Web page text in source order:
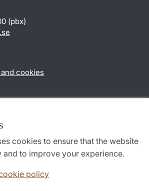
cookies to ensure that the website
to improve your experience.
policy
(pbx)
cookies
media